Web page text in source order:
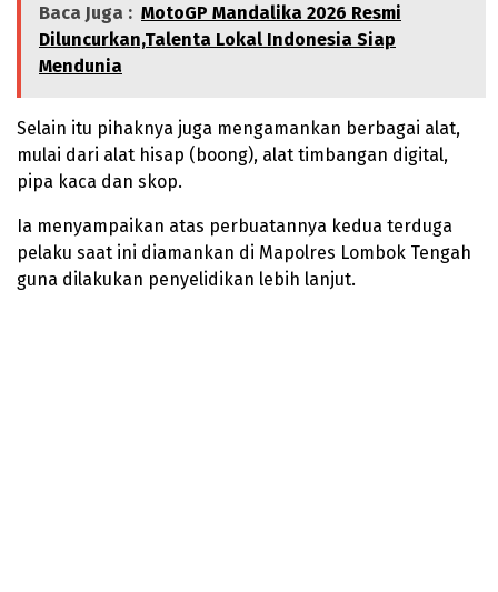
Baca Juga : MotoGP Mandalika 2026 Resmi
Diluncurkan,Talenta Lokal Indonesia Siap
Mendunia
Selain itu pihaknya juga mengamankan berbagai alat,
mulai dari alat hisap (boong), alat timbangan digital,
pipa kaca dan skop.
Ia menyampaikan atas perbuatannya kedua terduga
pelaku saat ini diamankan di Mapolres Lombok Tengah
guna dilakukan penyelidikan lebih lanjut.